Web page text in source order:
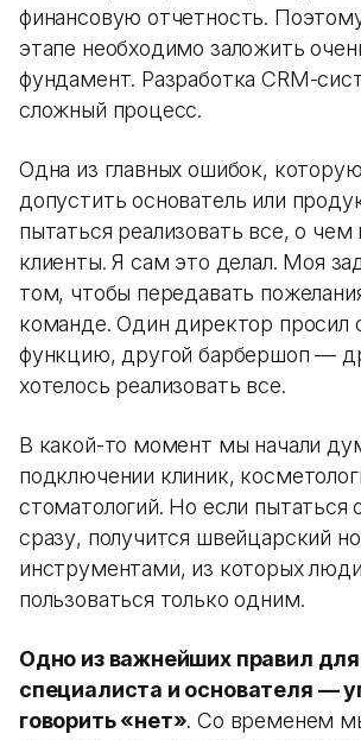
финансовую отчетность.
этапе необходимо заложить
фундамент. Разработка CRM-
сложный процесс.
Одна из главных ошибок,
допустить основатель или
пытаться реализовать все, о чем
клиенты. Я сам это делал. Моя
том, чтобы передавать
команде. Один директор просил
функцию, другой барбершоп —
хотелось реализовать все.
В какой-то момент мы начали
подключении клиник,
стоматологий. Но если пытаться
сразу, получится швейцарский
инструментами, из которых
пользоваться только одним.
Одно из важнейших правил
специалиста и основателя —
говорить «нет». Со временем